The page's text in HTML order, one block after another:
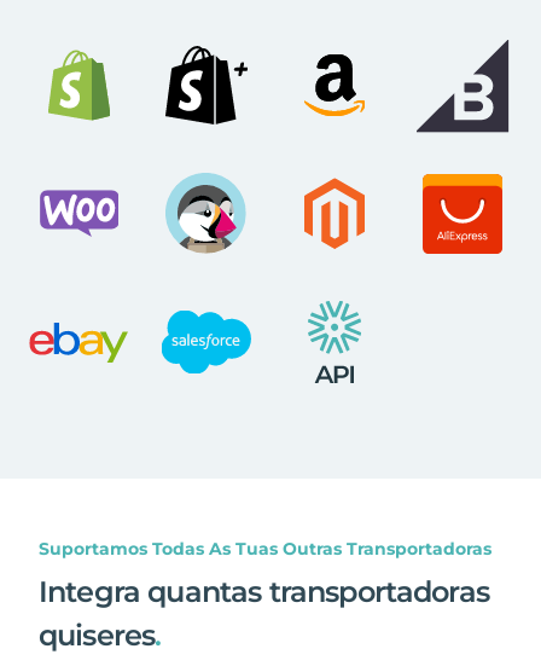
Suportamos Todas As Tuas Outras Transportadoras
Integra quantas transportadoras
quiseres.